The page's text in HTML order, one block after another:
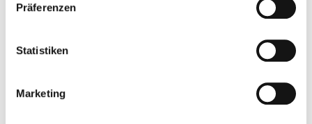
Präferenzen
Statistiken
Marketing
Behindertengerechte Ausstattung von Arbeits-Plätzen -